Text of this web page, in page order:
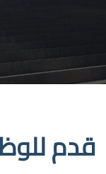
قدم